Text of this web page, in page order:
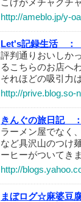
こげがメチャクチ
http://ameblo.jp/y-
Let's記録生活 ：
評判通りおいしか
るこちらのお店へ
それほどの吸引力
http://prive.blog.so-
きんぐの旅日記 ：
ラーメン屋でなく
など具沢山のつけ
ーヒーがついてき
http://
まぼログ☆麻婆豆